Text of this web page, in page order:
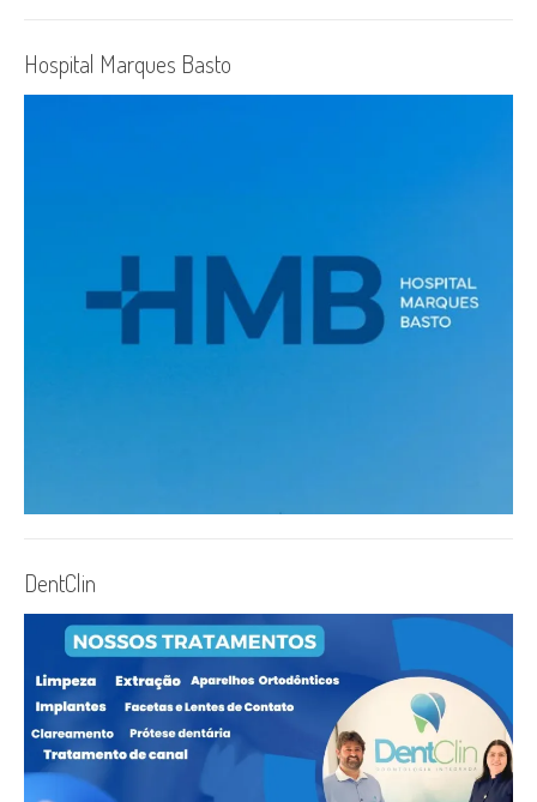
Hospital Marques Basto
DentClin